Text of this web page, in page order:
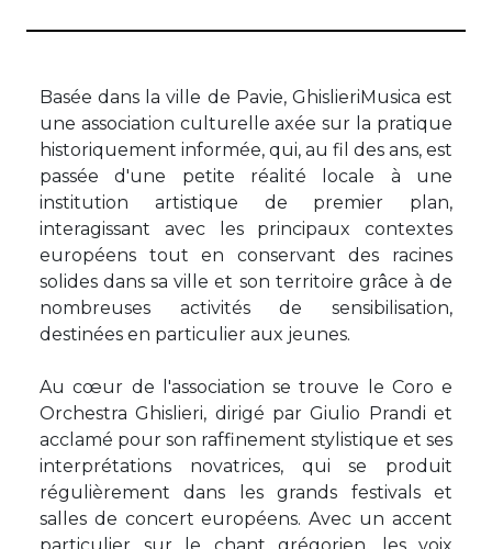
Basée dans la ville de Pavie, GhislieriMusica est
une association culturelle axée sur la pratique
historiquement informée, qui, au fil des ans, est
passée d'une petite réalité locale à une
institution artistique de premier plan,
interagissant avec les principaux contextes
européens tout en conservant des racines
solides dans sa ville et son territoire grâce à de
nombreuses activités de sensibilisation,
destinées en particulier aux jeunes.
Au cœur de l'association se trouve le Coro e
Orchestra Ghislieri, dirigé par Giulio Prandi et
acclamé pour son raffinement stylistique et ses
interprétations novatrices, qui se produit
régulièrement dans les grands festivals et
salles de concert européens. Avec un accent